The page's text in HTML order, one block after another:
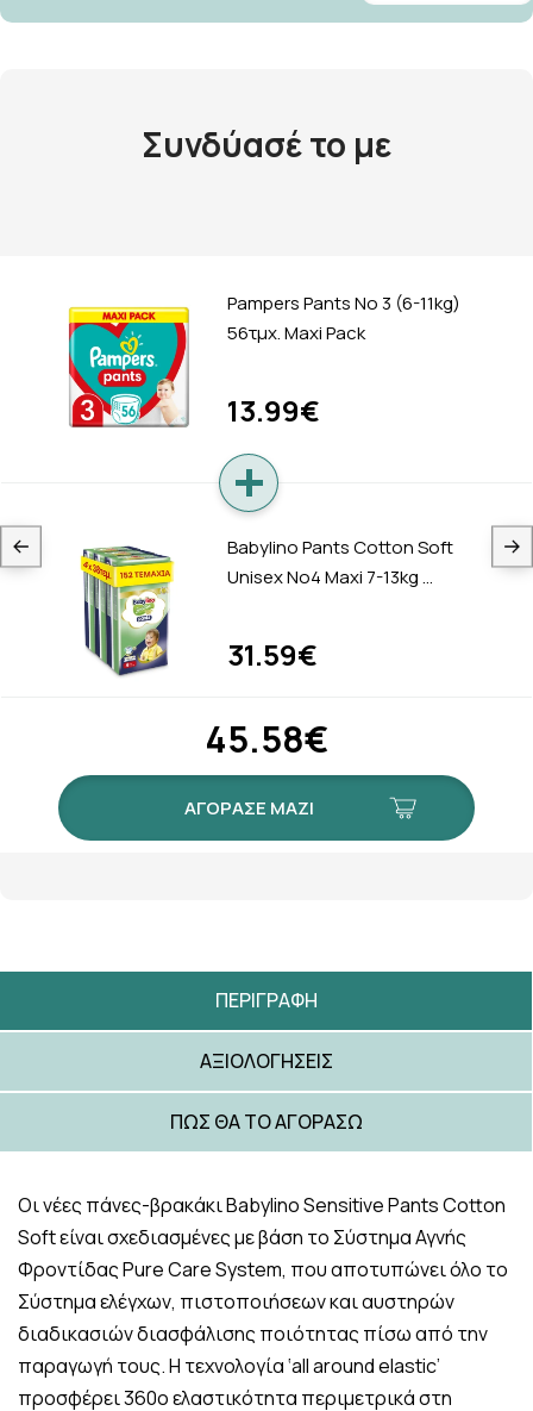
Συνδύασέ το με
Pampers Pants No 3 (6-11kg)
56τμχ. Maxi Pack
13.99€
Babylino Pants Cotton Soft
Unisex No4 Maxi 7-13kg …
31.59€
45.58€
ΑΓΟΡΑΣΕ ΜΑΖΙ
ΠΕΡΙΓΡΑΦΉ
ΑΞΙΟΛΟΓΉΣΕΙΣ
ΠΩΣ ΘΑ ΤΟ ΑΓΟΡΆΣΩ
Οι νέες πάνες-βρακάκι Babylino Sensitive Pants Cotton
Soft είναι σχεδιασμένες με βάση το Σύστημα Αγνής
Φροντίδας Pure Care System, που αποτυπώνει όλο το
Σύστημα ελέγχων, πιστοποιήσεων και αυστηρών
διαδικασιών διασφάλισης ποιότητας πίσω από την
παραγωγή τους. Η τεχνολογία ‘all around elastic’
προσφέρει 360ο ελαστικότητα περιμετρικά στη